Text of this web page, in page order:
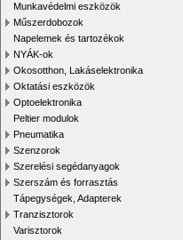
Munkavédelmi eszközök
Műszerdobozok
Napelemek és tartozékok
NYÁK-ok
Okosotthon, Lakáselektronika
Oktatási eszközök
Optoelektronika
Peltier modulok
Pneumatika
Szenzorok
Szerelési segédanyagok
Szerszám és forrasztás
Tápegységek, Adapterek
Tranzisztorok
Varisztorok